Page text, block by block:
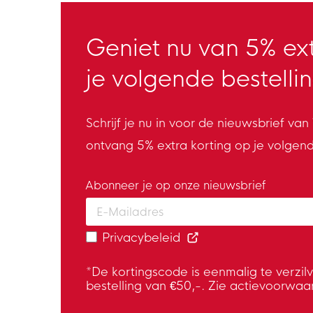
Geniet nu van 5%
je volgende
Schrijf je nu in voor de nieuwsbrief
ontvang 5% extra korting op je
Enter your email and accept the
Abonneer je op onze nieuwsbrief
Privacybeleid
*De kortingscode is eenmalig te
bestelling van €50,-. Zie